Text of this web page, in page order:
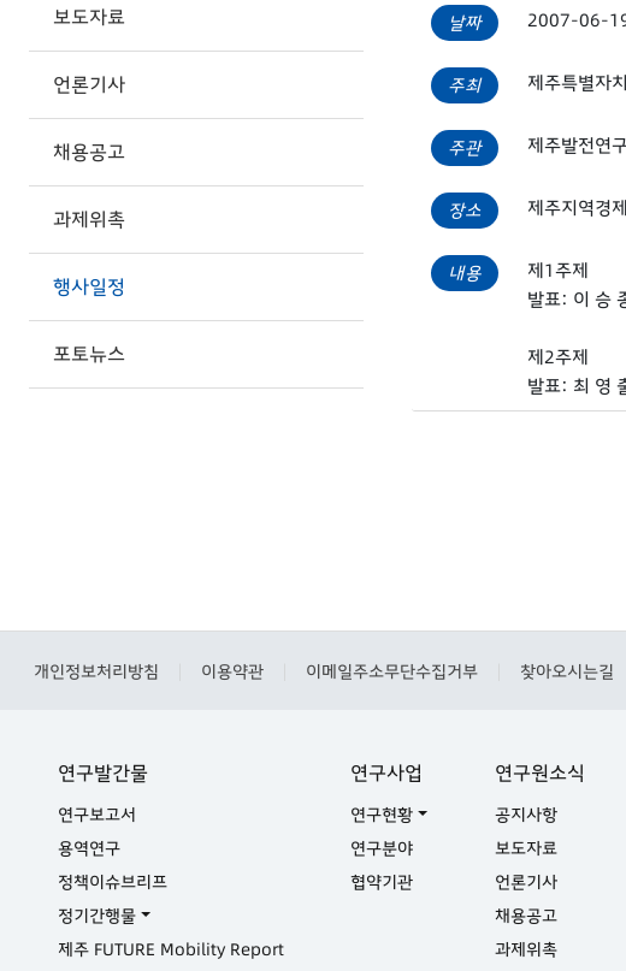
보도자료
언론기사
채용공고
과제위촉
행사일정
포토뉴스
날짜 2007-06-
주최 제주특별자
주관 제주발전연
장소 제주지역경
내용
제1주제
발표: 이 승
제2주제
발표: 최 영
개인정보처리방침 이용약관 이메일주소무단수집거부 찾아오시는길
연구발간물
연구보고서
용역연구
정책이슈브리프
정기간행물
제주 FUTURE Mobility Report
연구사업
연구현황
연구분야
협약기관
연구원소식
공지사항
보도자료
언론기사
채용공고
과제위촉